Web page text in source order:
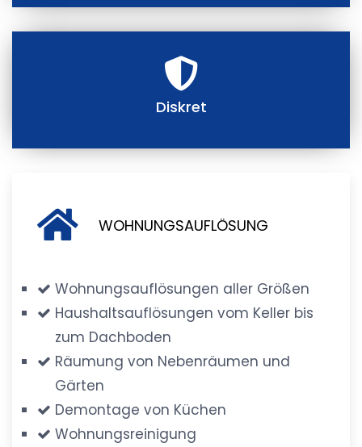
Diskret
WOHNUNGSAUFLÖSUNG
Wohnungsauflösungen aller Größen
Haushaltsauflösungen vom Keller bis
zum Dachboden
Räumung von Nebenräumen und
Gärten
Demontage von Küchen
Wohnungsreinigung